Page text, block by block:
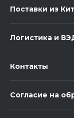
Поставки из
Логистика и
Контакты
Согласие на